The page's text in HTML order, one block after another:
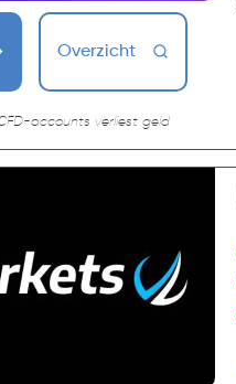
Overzicht
accounts verliest geld